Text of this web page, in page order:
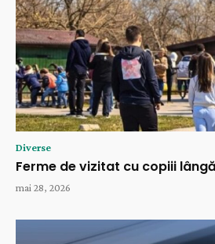
Diverse
Ferme de vizitat cu copiii
mai 28, 2026